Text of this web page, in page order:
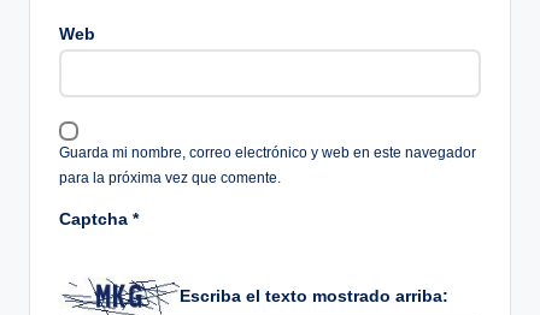
Web
Guarda mi nombre, correo electrónico y web en este navegador
para la próxima vez que comente.
Captcha *
Escriba el texto mostrado arriba: